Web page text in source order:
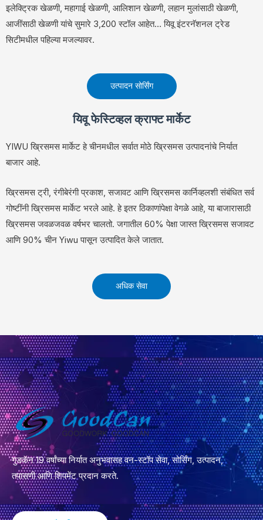
इलेक्ट्रिक खेळणी, महागाई खेळणी, आलिशान खेळणी, लहान मुलांसाठी खेळणी,
आजींसाठी खेळणी यांचे सुमारे 3,200 स्टॉल आहेत… यिवू इंटरनॅशनल ट्रेड
सिटीमधील पहिल्या मजल्यावर.
उत्पादन सोर्सिंग
यिवू फेस्टिव्हल क्राफ्ट मार्केट
YIWU ख्रिसमस मार्केट हे चीनमधील सर्वात मोठे ख्रिसमस उत्पादनांचे निर्यात
बाजार आहे.
ख्रिसमस ट्री, रंगीबेरंगी प्रकाश, सजावट आणि ख्रिसमस कार्निव्हलशी संबंधित सर्व
गोष्टींनी ख्रिसमस मार्केट भरले आहे. हे इतर ठिकाणांपेक्षा वेगळे आहे, या बाजारासाठी
ख्रिसमस जवळजवळ वर्षभर चालतो. जगातील 60% पेक्षा जास्त ख्रिसमस सजावट
आणि 90% चीन Yiwu पासून उत्पादित केले जातात.
अधिक सेवा
गुडकॅन 19 वर्षांच्या निर्यात अनुभवासह वन-स्टॉप सेवा, सोर्सिंग, उत्पादन,
तपासणी आणि शिपमेंट प्रदान करते.